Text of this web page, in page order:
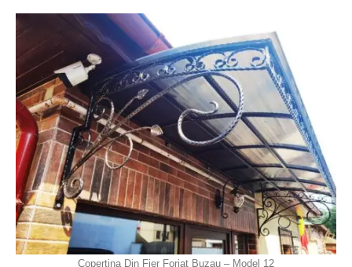
Copertina Din Fier Forjat Buzau – Model 12